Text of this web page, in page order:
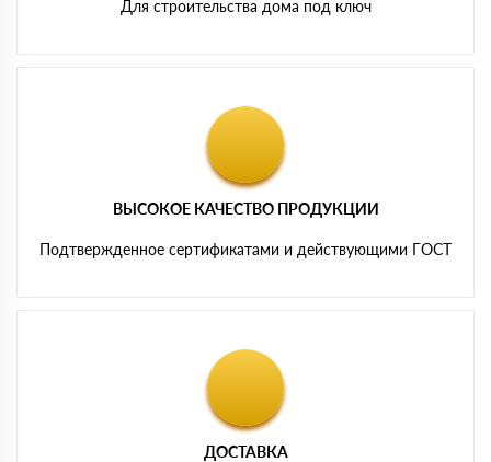
Для строительства дома под ключ
ВЫСОКОЕ КАЧЕСТВО ПРОДУКЦИИ
Подтвержденное сертификатами и действующими ГОСТ
ДОСТАВКА